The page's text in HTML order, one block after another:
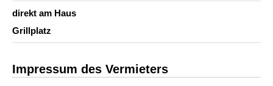
direkt am Haus
Grillplatz
Impressum des Vermieters